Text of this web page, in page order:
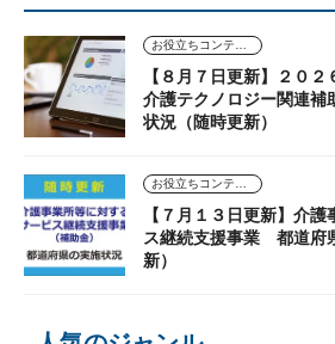
【８月７日更新】２０
介護テクノロジー関連
状況（随時更新）
【７月１３日更新】介
ス継続支援事業 都道府
新）